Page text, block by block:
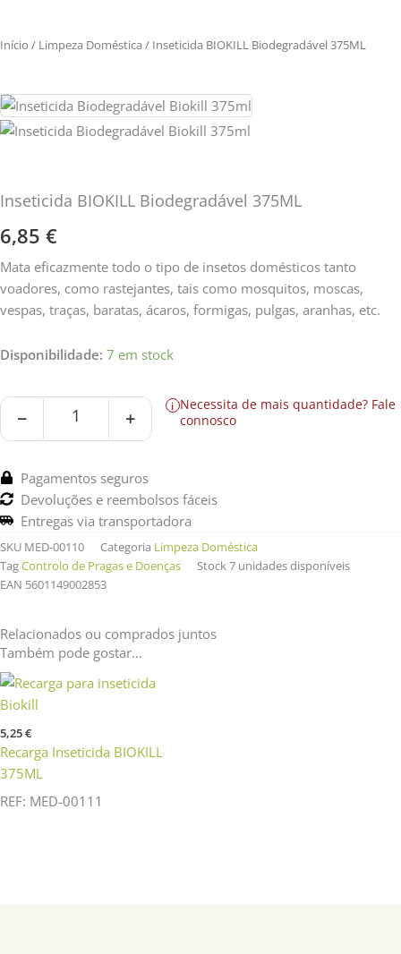
Início / Limpeza Doméstica / Inseticida BIOKILL Biodegradável 375ML
Inseticida BIOKILL Biodegradável 375ML
6,85 €
Mata eficazmente todo o tipo de insetos domésticos tanto
voadores, como rastejantes, tais como mosquitos, moscas,
vespas, traças, baratas, ácaros, formigas, pulgas, aranhas, etc.
Disponibilidade: 7 em stock
Quantidade
BIOKILL
Biodegradável
375ML
− +
i Necessita de mais quantidade? Fale
connosco
Pagamentos seguros
Devoluções e reembolsos fáceis
Entregas via transportadora
SKU MED-00110 Categoria Limpeza Doméstica
TagControlo de Pragas e Doenças Stock7 unidades disponíveis
EAN 5601149002853
Relacionados ou comprados juntos
Também pode gostar…
5,25€
Recarga Inseticida BIOKILL
375ML
REF: MED-00111